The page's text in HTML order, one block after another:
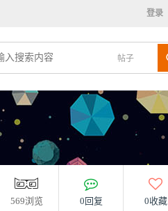
登录
帖子
569浏览 0回复 0收藏